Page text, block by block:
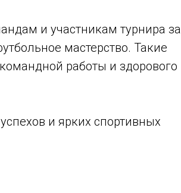
и участникам турнира за
мастерство. Такие
работы и здорового
и ярких спортивных